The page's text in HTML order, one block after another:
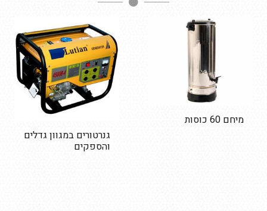
מיחם 60 כוסות
גנרטורים במגוון גדלים
והספקים